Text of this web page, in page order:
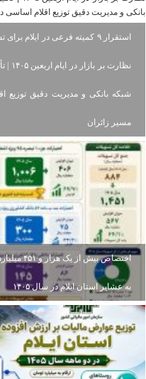
استقرار ۹ کمیته فرعی در ایلام
شبکه بانکی و مدیریت دقیق توزیع
مسیر زائران
اختصاص بیش از
به عشایر استان ایلام در سال ۱۴۰۵